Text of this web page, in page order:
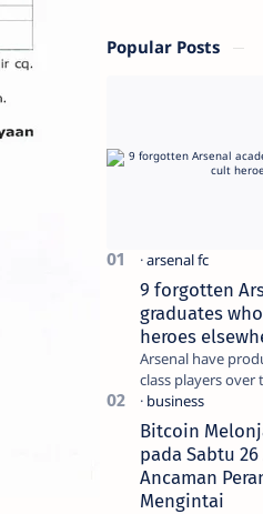
Popular Posts
9 forgotten
graduates
heroes
Arsenal have
class players
all of them make
Emirates.
Bitcoin
pada Sabtu
Ancaman
Mengintai